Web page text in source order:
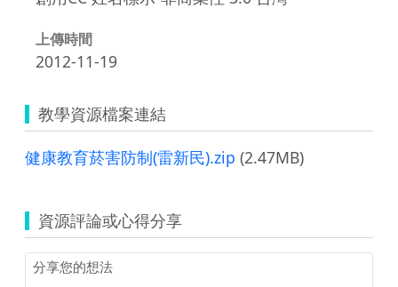
上傳時間
2012-11-19
教學資源檔案連結
健康教育菸害防制(雷新民).zip (2.47MB)
資源評論或心得分享